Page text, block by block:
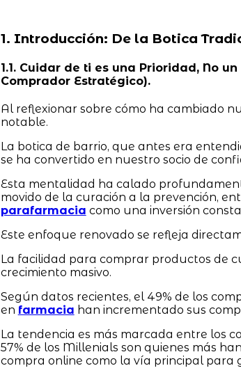
1. Introducción: De la Botica
1.1. Cuidar de ti es una Prioridad, No
Comprador Estratégico).
Al reflexionar sobre cómo ha cambiado
notable.
La botica de barrio, que antes era
se ha convertido en nuestro socio de
Esta mentalidad ha calado
movido de la curación a la prevención,
parafarmacia como una inversión
Este enfoque renovado se refleja
La facilidad para comprar productos de
crecimiento masivo.
Según datos recientes, el 49% de los
en farmacia han incrementado sus
La tendencia es más marcada entre los
57% de los Millenials son quienes más
compra online como la vía principal para